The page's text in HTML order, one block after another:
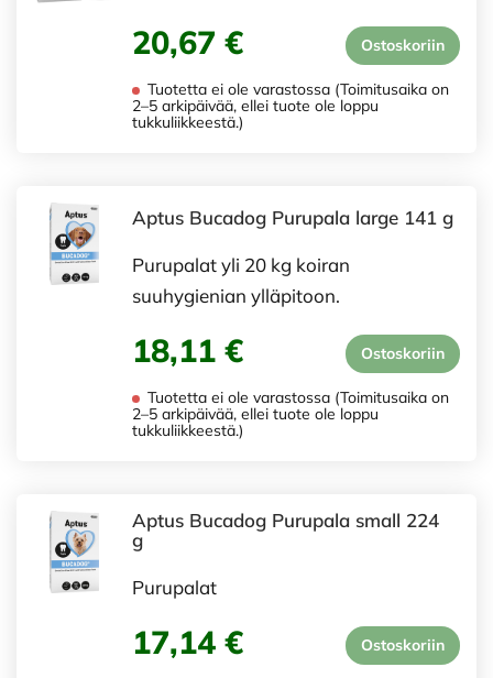
20,67 € Ostoskoriin
Tuotetta ei ole varastossa (Toimitusaika on
2–5 arkipäivää, ellei tuote ole loppu
tukkuliikkeestä.)
Aptus Bucadog Purupala large 141 g
Purupalat yli 20 kg koiran
suuhygienian ylläpitoon.
18,11 € Ostoskoriin
Tuotetta ei ole varastossa (Toimitusaika on
2–5 arkipäivää, ellei tuote ole loppu
tukkuliikkeestä.)
Aptus Bucadog Purupala small 224
g
Purupalat
17,14 € Ostoskoriin